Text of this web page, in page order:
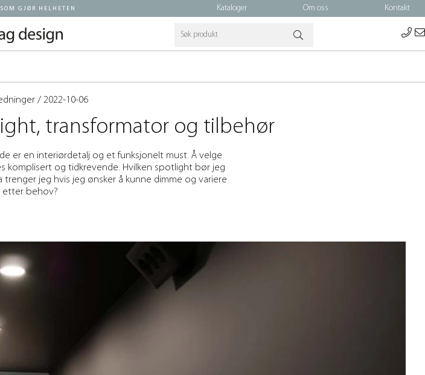
GJØR HELHETEN Kataloger Om oss Kontakt
/ 2022-10-06
transformator og tilbehør
er en interiørdetalj og et funksjonelt must. Å velge
komplisert og tidkrevende. Hvilken spotlight bør jeg
jeg hvis jeg ønsker å kunne dimme og variere
etter behov?